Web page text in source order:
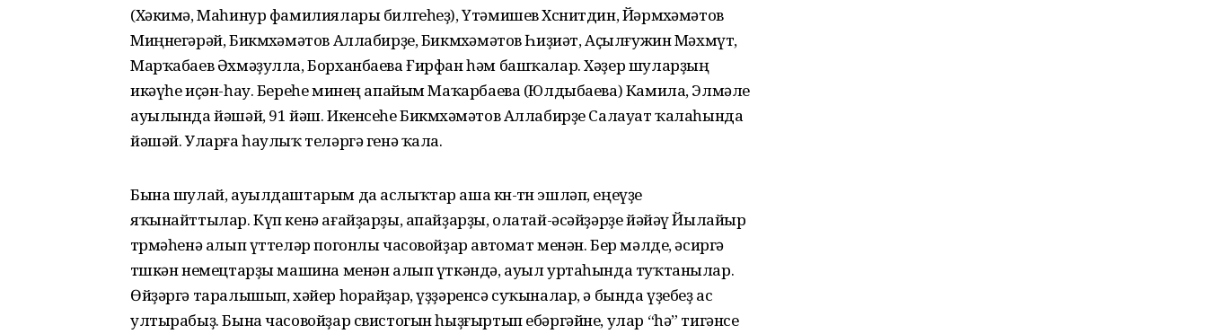
(Хәкимә, Маһинур фамилиялары билгеһеҙ), Үтәмишев Хөснитдин, Йәрмөхәмәтов
Миңнегәрәй, Бикмөхәмәтов Аллабирҙе, Бикмөхәмәтов Һиҙиәт, Аҫылғужин Мәхмүт,
Марҡабаев Әхмәҙулла, Борханбаева Ғирфан һәм башҡалар. Хәҙер шуларҙың
икәүһе иҫән-һау. Береһе минең апайым Маҡарбаева (Юлдыбаева) Камила, Элмәле
ауылында йәшәй, 91 йәш. Икенсеһе Бикмөхәмәтов Аллабирҙе Салауат ҡалаһында
йәшәй. Уларға һаулыҡ теләргә генә ҡала.
Бына шулай, ауылдаштарым да аслыҡтар аша көн-төн эшләп, еңеүҙе
яҡынайттылар. Күп кенә ағайҙарҙы, апайҙарҙы, олатай-әсәйҙәрҙе йәйәү Йылайыр
төрмәһенә алып үттеләр погонлы часовойҙар автомат менән. Бер мәлде, әсиргә
төшкән немецтарҙы машина менән алып үткәндә, ауыл уртаһында туҡтанылар.
Өйҙәргә таралышып, хәйер һорайҙар, үҙҙәренсә суҡыналар, ә бында үҙебеҙ ас
ултырабыҙ. Бына часовойҙар свистогын һыҙғыртып ебәргәйне, улар “һә” тигәнсе